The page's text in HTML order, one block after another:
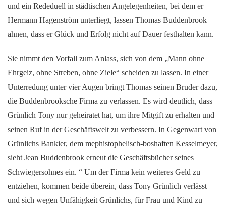
und ein Rededuell in städtischen Angelegenheiten, bei dem er
Hermann Hagenström unterliegt, lassen Thomas Buddenbrook
ahnen, dass er Glück und Erfolg nicht auf Dauer festhalten kann.
Sie nimmt den Vorfall zum Anlass, sich von dem „Mann ohne
Ehrgeiz, ohne Streben, ohne Ziele“ scheiden zu lassen. In einer
Unterredung unter vier Augen bringt Thomas seinen Bruder dazu,
die Buddenbrooksche Firma zu verlassen. Es wird deutlich, dass
Grünlich Tony nur geheiratet hat, um ihre Mitgift zu erhalten und
seinen Ruf in der Geschäftswelt zu verbessern. In Gegenwart von
Grünlichs Bankier, dem mephistophelisch-boshaften Kesselmeyer,
sieht Jean Buddenbrook erneut die Geschäftsbücher seines
Schwiegersohnes ein. “ Um der Firma kein weiteres Geld zu
entziehen, kommen beide überein, dass Tony Grünlich verlässt
und sich wegen Unfähigkeit Grünlichs, für Frau und Kind zu